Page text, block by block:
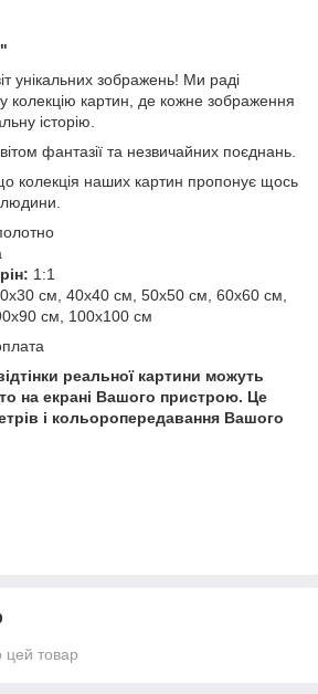
унікальних зображень! Ми раді
колекцію картин, де кожне зображення
історію.
фантазії та незвичайних поєднань.
колекція наших картин пропонує щось
1:1
см, 40х40 см, 50х50 см, 60х60 см,
см, 100х100 см
реальної картини можуть
на екрані Вашого пристрою. Це
і кольоропередавання Вашого
цей товар